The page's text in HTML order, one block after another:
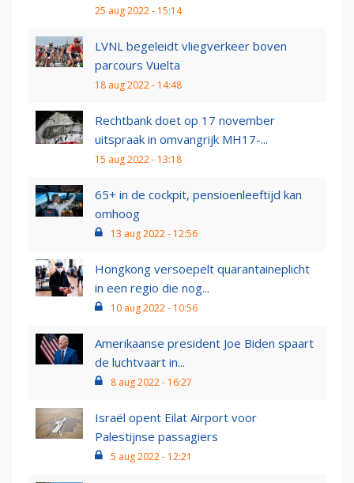
25 aug 2022 - 15:14
LVNL begeleidt vliegverkeer boven
parcours Vuelta
18 aug 2022 - 14:48
Rechtbank doet op 17 november
uitspraak in omvangrijk MH17-...
15 aug 2022 - 13:18
65+ in de cockpit, pensioenleeftijd kan
omhoog
13 aug 2022 - 12:56
Hongkong versoepelt quarantaineplicht
in een regio die nog...
10 aug 2022 - 10:56
Amerikaanse president Joe Biden spaart
de luchtvaart in...
8 aug 2022 - 16:27
Israël opent Eilat Airport voor
Palestijnse passagiers
5 aug 2022 - 12:21